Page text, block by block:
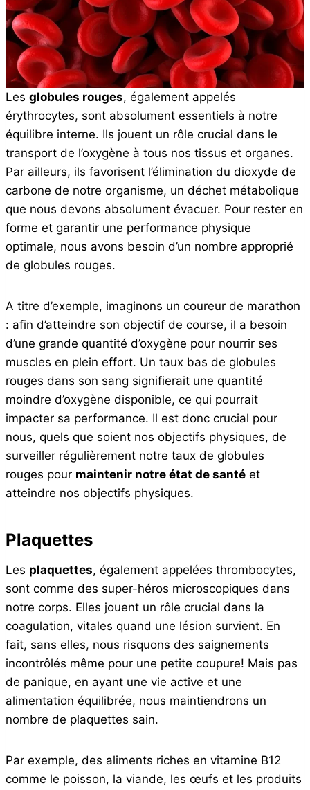
Les globules rouges, également appelés
érythrocytes, sont absolument essentiels à notre
équilibre interne. Ils jouent un rôle crucial dans le
transport de l’oxygène à tous nos tissus et organes.
Par ailleurs, ils favorisent l’élimination du dioxyde de
carbone de notre organisme, un déchet métabolique
que nous devons absolument évacuer. Pour rester en
forme et garantir une performance physique
optimale, nous avons besoin d’un nombre approprié
de globules rouges.
A titre d’exemple, imaginons un coureur de marathon
: afin d’atteindre son objectif de course, il a besoin
d’une grande quantité d’oxygène pour nourrir ses
muscles en plein effort. Un taux bas de globules
rouges dans son sang signifierait une quantité
moindre d’oxygène disponible, ce qui pourrait
impacter sa performance. Il est donc crucial pour
nous, quels que soient nos objectifs physiques, de
surveiller régulièrement notre taux de globules
rouges pour maintenir notre état de santé et
atteindre nos objectifs physiques.
Plaquettes
Les plaquettes, également appelées thrombocytes,
sont comme des super-héros microscopiques dans
notre corps. Elles jouent un rôle crucial dans la
coagulation, vitales quand une lésion survient. En
fait, sans elles, nous risquons des saignements
incontrôlés même pour une petite coupure! Mais pas
de panique, en ayant une vie active et une
alimentation équilibrée, nous maintiendrons un
nombre de plaquettes sain.
Par exemple, des aliments riches en vitamine B12
comme le poisson, la viande, les œufs et les produits